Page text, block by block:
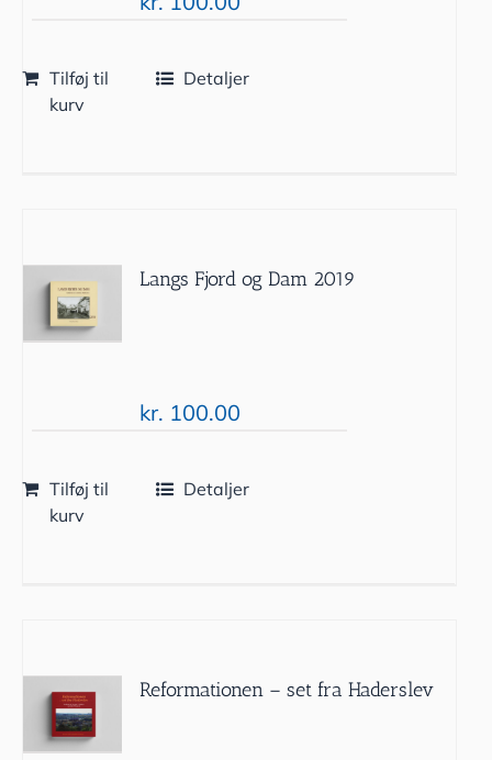
Tilføj til
kurv
Detaljer
Langs Fjord og Dam 2019
kr. 100.00
Tilføj til
kurv
Detaljer
Reformationen – set fra Haderslev